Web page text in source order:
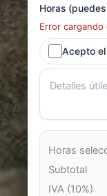
Horas
Error
Acepto
Horas
Subtotal
IVA (10%)